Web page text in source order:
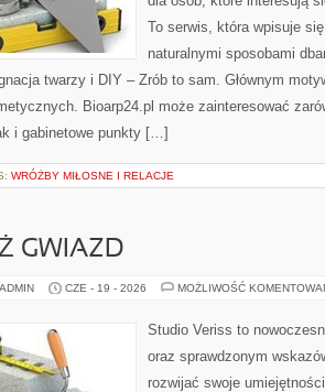
To serwis, która wpisuje
naturalnymi sposobami
twarzy i DIY – Zrób to sam. Głównym
Bioarp24.pl może zainteresować
i gabinetowe punkty […]
WRÓŻBY MIŁOSNE I RELACJE
GWIAZD
CZE - 19 - 2026 MOŻLIWOŚĆ
Studio Veriss to
oraz sprawdzonym
rozwijać swoje